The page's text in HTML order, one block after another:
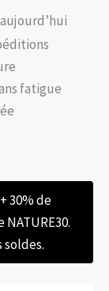
fatigue
30% de
NATURE30.
soldes.